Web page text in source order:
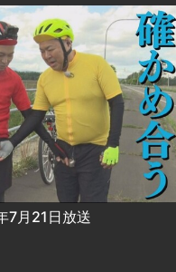
7月21日放送